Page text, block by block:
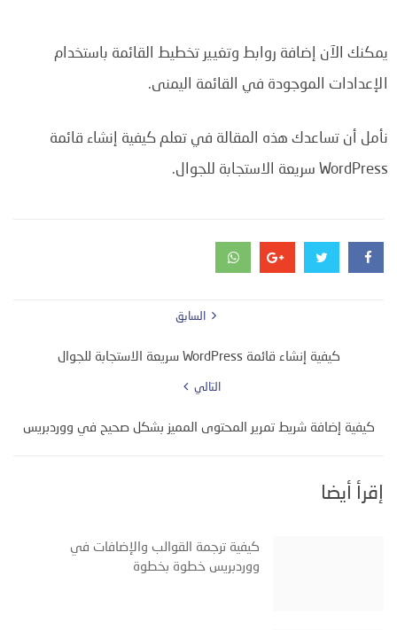
يمكنك الآن إضافة روابط وتغيير تخطيط القائمة باستخدام
الإعدادات الموجودة في القائمة اليمنى.
نأمل أن تساعدك هذه المقالة في تعلم كيفية إنشاء قائمة
WordPress سريعة الاستجابة للجوال.
السابق
كيفية إنشاء قائمة WordPress سريعة الاستجابة للجوال
التالي
كيفية إضافة شريط تمرير المحتوى المميز بشكل صحيح في ووردبريس
إقرأ أيضا
كيفية ترجمة القوالب والإضافات في
ووردبريس خطوة بخطوة